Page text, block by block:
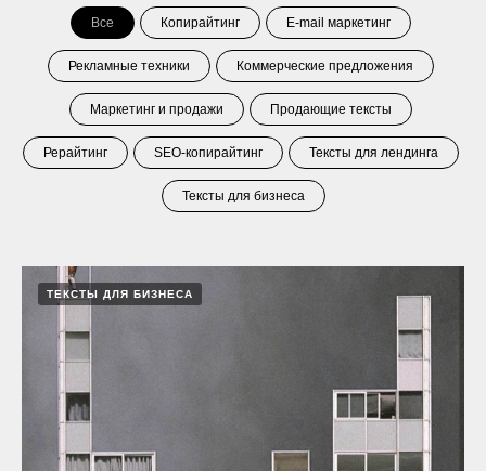
Все Копирайтинг E-mail маркетинг
Рекламные техники Коммерческие предложения
Маркетинг и продажи Продающие тексты
Рерайтинг SEO-копирайтинг Тексты для лендинга
Тексты для бизнеса
ТЕКСТЫ ДЛЯ БИЗНЕСА